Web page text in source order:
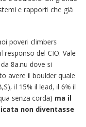
e rapporti che già
poveri climbers
del CIO. Vale
8a.nu dove si
avere il boulder quale
il 15% il lead, il 6% il
senza corda) ma il
non diventasse